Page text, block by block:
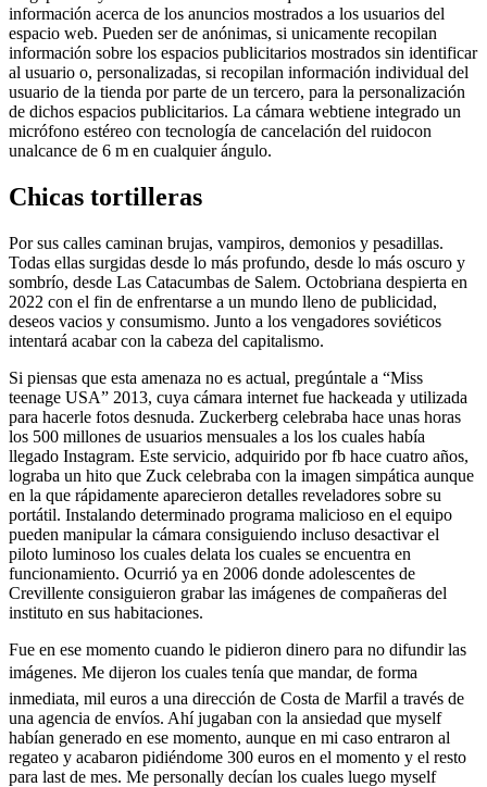
información acerca de los anuncios mostrados a los usuarios del
espacio web. Pueden ser de anónimas, si unicamente recopilan
información sobre los espacios publicitarios mostrados sin identificar
al usuario o, personalizadas, si recopilan información individual del
usuario de la tienda por parte de un tercero, para la personalización
de dichos espacios publicitarios. La cámara webtiene integrado un
micrófono estéreo con tecnología de cancelación del ruidocon
unalcance de 6 m en cualquier ángulo.
Chicas tortilleras
Por sus calles caminan brujas, vampiros, demonios y pesadillas.
Todas ellas surgidas desde lo más profundo, desde lo más oscuro y
sombrío, desde Las Catacumbas de Salem. Octobriana despierta en
2022 con el fin de enfrentarse a un mundo lleno de publicidad,
deseos vacios y consumismo. Junto a los vengadores soviéticos
intentará acabar con la cabeza del capitalismo.
Si piensas que esta amenaza no es actual, pregúntale a “Miss
teenage USA” 2013, cuya cámara internet fue hackeada y utilizada
para hacerle fotos desnuda. Zuckerberg celebraba hace unas horas
los 500 millones de usuarios mensuales a los los cuales había
llegado Instagram. Este servicio, adquirido por fb hace cuatro años,
lograba un hito que Zuck celebraba con la imagen simpática aunque
en la que rápidamente aparecieron detalles reveladores sobre su
portátil. Instalando determinado programa malicioso en el equipo
pueden manipular la cámara consiguiendo incluso desactivar el
piloto luminoso los cuales delata los cuales se encuentra en
funcionamiento. Ocurrió ya en 2006 donde adolescentes de
Crevillente consiguieron grabar las imágenes de compañeras del
instituto en sus habitaciones.
Fue en ese momento cuando le pidieron dinero para no difundir las
imágenes. Me dijeron los cuales tenía que mandar, de forma
inmediata, mil euros a una dirección de Costa de Marfil a través de
una agencia de envíos. Ahí jugaban con la ansiedad que myself
habían generado en ese momento, aunque en mi caso entraron al
regateo y acabaron pidiéndome 300 euros en el momento y el resto
para last de mes. Me personally decían los cuales luego myself